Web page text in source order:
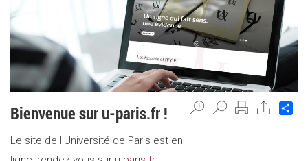
Bienvenue sur u-paris.fr !
Le site de l’Université de Paris est en